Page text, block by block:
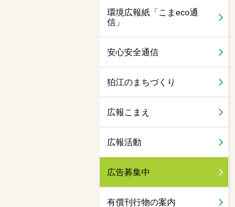
環境広報紙「こまeco通
信」
安心安全通信
狛江のまちづくり
広報こまえ
広報活動
広告募集中
有償刊行物の案内